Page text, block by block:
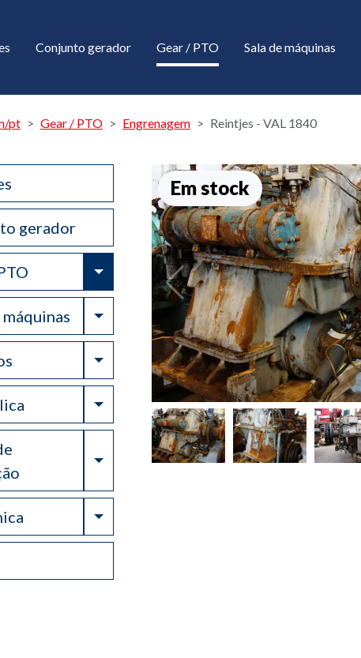
Conjunto gerador Gear / PTO Sala de máquinas
pt Gear / PTO Engrenagem Reintjes - VAL 1840
gerador
Toggle Dropdown
máquinas Toggle Dropdown
Toggle Dropdown
Toggle Dropdown
Toggle Dropdown
Toggle Dropdown
Em stock